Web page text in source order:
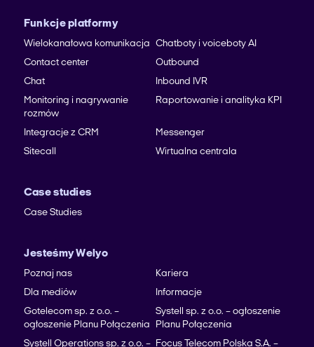
Funkcje platformy
Wielokanałowa komunikacja Chatboty i voiceboty AI
Contact center
Outbound
Chat
Inbound IVR
Monitoring i nagrywanie
rozmów
Raportowanie i analityka KPI
Integracje z CRM
Messenger
Sitecall
Wirtualna centrala
Case studies
Case Studies
Jesteśmy Welyo
Poznaj nas
Kariera
Dla mediów
Informacje
Gotelecom sp. z o.o. –
ogłoszenie Planu Połączenia
Systell sp. z o.o. – ogłoszenie
Planu Połączenia
Systell Operations sp. z o.o. –
Focus Telecom Polska S.A. –